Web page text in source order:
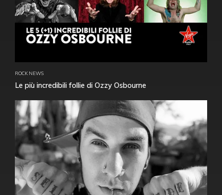
ROCK NEWS
Le più incredibili follie di Ozzy Osbourne